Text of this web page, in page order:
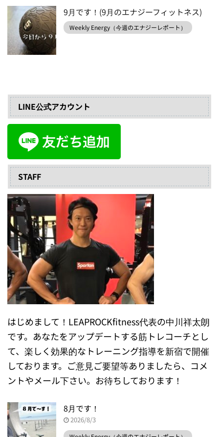
9月です！(9月のエナジーフィットネス)
Weekly Energy（今週のエナジーレポート）
LINE公式アカウント
STAFF
はじめまして！LEAPROCKfitness代表の中川祥太朗
です。あなたをアップデートする筋トレコーチとし
て、楽しく効果的なトレーニング指導を新宿で開催
しております。ご意見ご要望等ありましたら、コメ
ントやメール下さい。お待ちしております！
8月です！
2026/8/3